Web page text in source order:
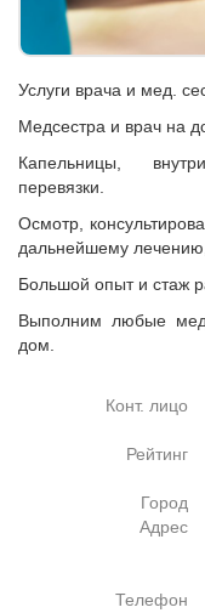
Услуги врача и мед.
Медсестра и врач на
Капельницы,
перевязки.
Осмотр,
дальнейшему
Большой опыт и стаж
Выполним любые
дом.
Конт. лицо
Рейтинг
Город
Адрес
Телефон